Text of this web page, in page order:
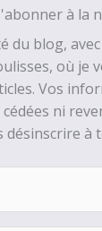
à la
du blog,
où je
Vos
ni
désinscrire à